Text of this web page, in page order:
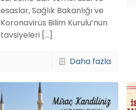
esaslar, Sağlık Bakanlığı ve
Koronavirüs Bilim Kurulu’nun
tavsiyeleri[…]
Daha fazla